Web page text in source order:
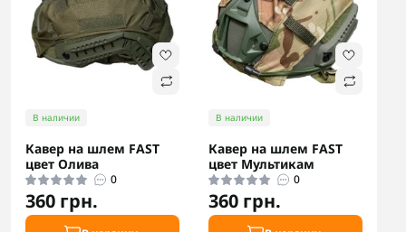
В наличии
Кавер на шлем FAST
цвет Олива
0
360 грн.
В наличии
Кавер на шлем FAST
цвет Мультикам
0
360 грн.